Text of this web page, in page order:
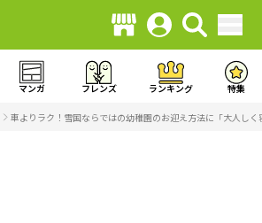
マンガ フレンズ ランキング 特集
車よりラク！雪国ならではの幼稚園のお迎え方法に「大人し